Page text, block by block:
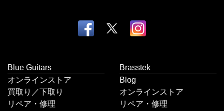
Blue Guitars
オンラインストア
買取り／下取り
リペア・修理
Brasstek
Blog
オンラインストア
リペア・修理